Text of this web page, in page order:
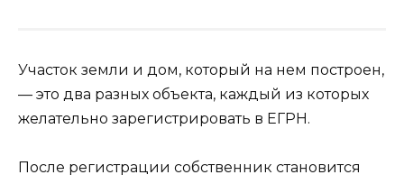
Участок земли и дом, который на нем построен,
— это два разных объекта, каждый из которых
желательно зарегистрировать в ЕГРН.
После регистрации собственник становится